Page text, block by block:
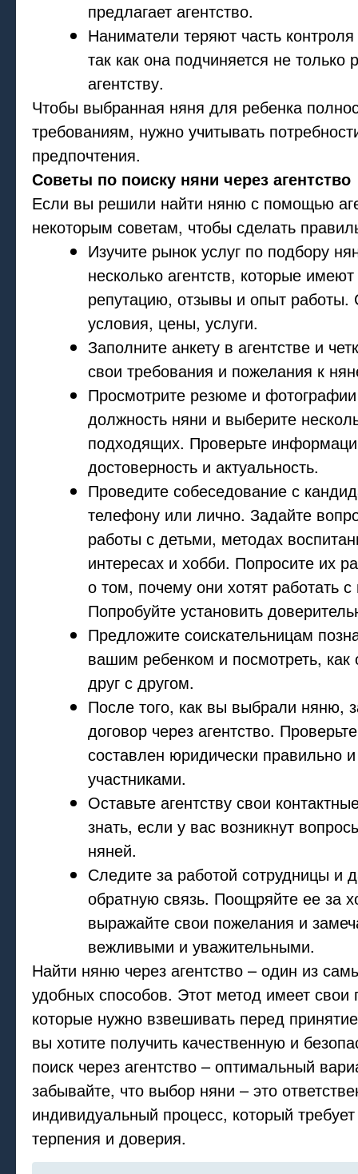
предлагает агентство.
Наниматели теряют часть
так как она подчиняется не только
агентству.
Чтобы выбранная няня для ребенка
требованиям, нужно учитывать
предпочтения.
Советы по поиску няни через агентство
Если вы решили найти няню с помощью
некоторым советам, чтобы сделать
Изучите рынок услуг по подбору
несколько агентств, которые
репутацию, отзывы и опыт работы.
условия, цены, услуги.
Заполните анкету в агентстве и
свои требования и пожелания к
Просмотрите резюме и
должность няни и выберите
подходящих. Проверьте
достоверность и актуальность.
Проведите собеседование с
телефону или лично. Задайте
работы с детьми, методах
интересах и хобби. Попросите их
о том, почему они хотят работать
Попробуйте установить
Предложите соискательницам
вашим ребенком и посмотреть,
друг с другом.
После того, как вы выбрали няню,
договор через агентство.
составлен юридически правильно
участниками.
Оставьте агентству свои
знать, если у вас возникнут
няней.
Следите за работой сотрудницы и
обратную связь. Поощряйте ее за
выражайте свои пожелания и
вежливыми и уважительными.
Найти няню через агентство – один из
удобных способов. Этот метод имеет
которые нужно взвешивать перед
вы хотите получить качественную и
поиск через агентство – оптимальный
забывайте, что выбор няни – это
индивидуальный процесс, который
терпения и доверия.